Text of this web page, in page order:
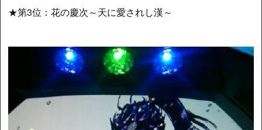
★第3位：花の慶次～天に愛されし漢～